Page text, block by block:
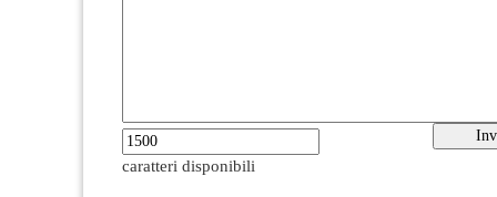
caratteri disponibili